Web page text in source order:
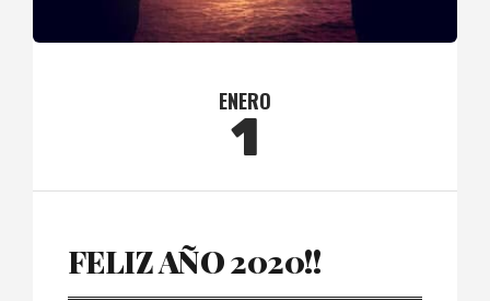
ENERO
1
FELIZ AÑO 2020!!